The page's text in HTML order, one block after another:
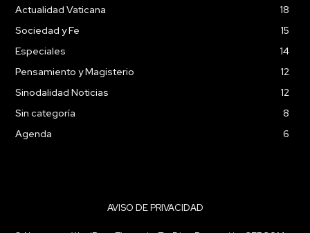
Actualidad Vaticana
18
Sociedad y Fe
15
Especiales
14
Pensamiento y Magisterio
12
Sinodalidad Noticias
12
Sin categoría
8
Agenda
6
AVISO DE PRIVACIDAD